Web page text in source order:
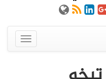
عرض
القائمة